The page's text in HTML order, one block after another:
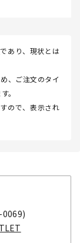
あり、現状とは
、ご注文のタイ
。
ので、表示され